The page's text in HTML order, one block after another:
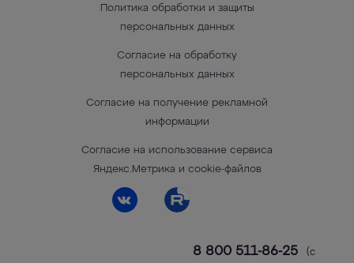
Политика обработки и защиты
персональных данных
Согласие на обработку
персональных данных
Согласие на получение рекламной
информации
Согласие на использование сервиса
Яндекс.Метрика и cookie-файлов
8 800 511-86-25 (с